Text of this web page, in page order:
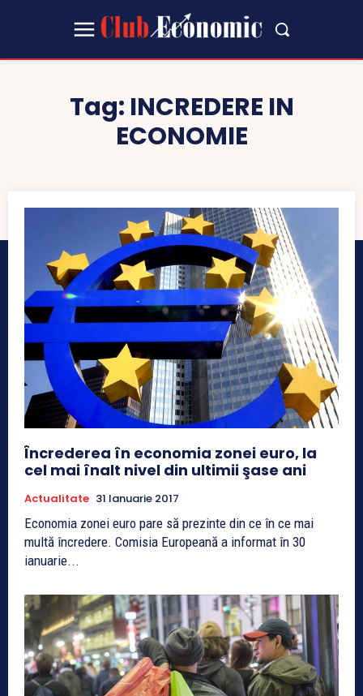
Tag: INCREDERE IN
ECONOMIE
Încrederea în economia zonei euro, la
cel mai înalt nivel din ultimii şase ani
Actualitate 31 Ianuarie 2017
Economia zonei euro pare să prezinte din ce în ce mai
multă încredere. Comisia Europeană a informat în 30
ianuarie...